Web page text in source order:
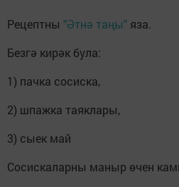
Рецептны "Әтнә таңы" яза.
Безгә кирәк була:
1) пачка сосиска,
2) шпажка таяклары,
3) сыек май
Сосискаларны маныр өчен